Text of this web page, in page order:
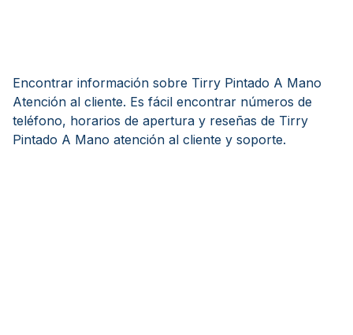
Encontrar información sobre Tirry Pintado A Mano
Atención al cliente. Es fácil encontrar números de
teléfono, horarios de apertura y reseñas de Tirry
Pintado A Mano atención al cliente y soporte.